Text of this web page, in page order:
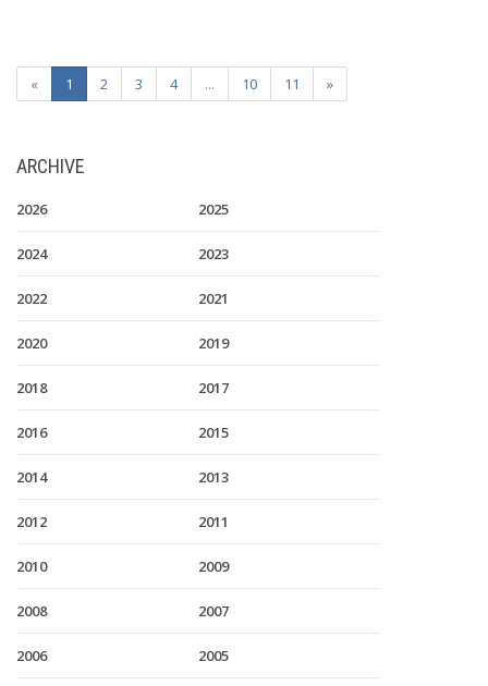
« 1 2 3 4 ... 10 11 »
ARCHIVE
2026 2025
2024 2023
2022 2021
2020 2019
2018 2017
2016 2015
2014 2013
2012 2011
2010 2009
2008 2007
2006 2005